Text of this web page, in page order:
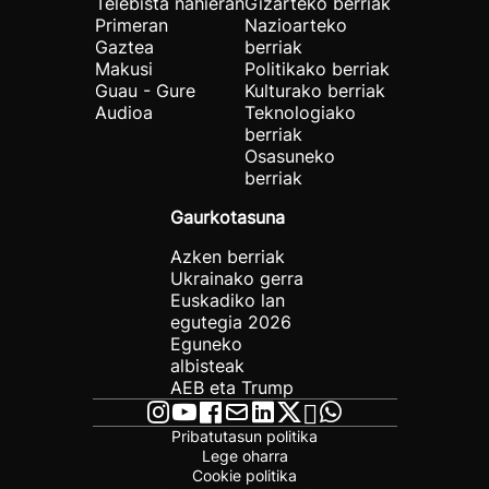
Primeran
Gaztea
Makusi
Guau - Gure
Audioa
Nazioarteko
berriak
Politikako berriak
Kulturako berriak
Teknologiako
berriak
Osasuneko
berriak
Gaurkotasuna
Azken berriak
Ukrainako gerra
Euskadiko lan
egutegia 2026
Eguneko
albisteak
AEB eta Trump
Pribatutasun politika
Lege oharra
Cookie politika